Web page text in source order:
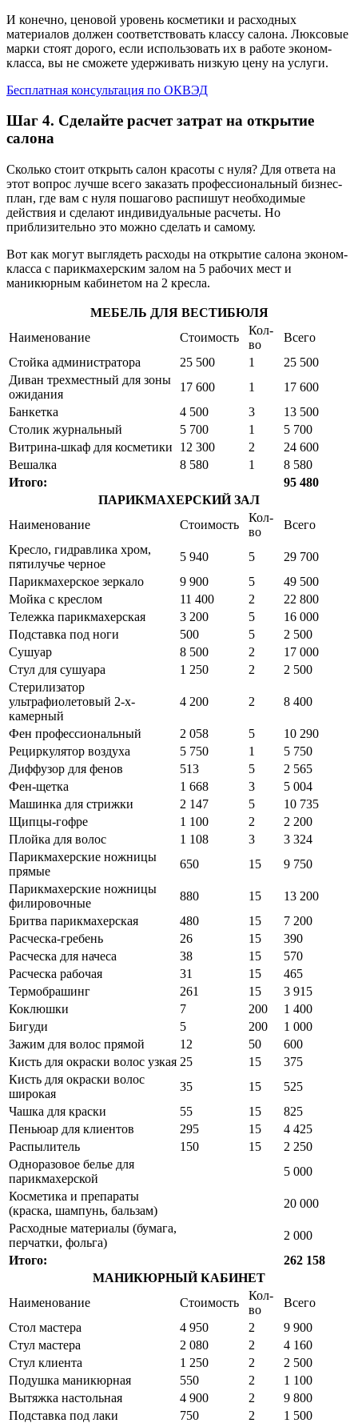
И конечно, ценовой уровень косметики и расходных
материалов должен соответствовать классу салона. Люксовые
марки стоят дорого, если использовать их в работе эконом-
класса, вы не сможете удерживать низкую цену на услуги.
Бесплатная консультация по ОКВЭД
Шаг 4. Сделайте расчет затрат на открытие
салона
Сколько стоит открыть салон красоты с нуля? Для ответа на
этот вопрос лучше всего заказать профессиональный бизнес-
план, где вам с нуля пошагово распишут необходимые
действия и сделают индивидуальные расчеты. Но
приблизительно это можно сделать и самому.
Вот как могут выглядеть расходы на открытие салона эконом-
класса с парикмахерским залом на 5 рабочих мест и
маникюрным кабинетом на 2 кресла.
МЕБЕЛЬ ДЛЯ ВЕСТИБЮЛЯ
Наименование
Стоимость
Кол-
во
Всего
Стойка администратора
25 500 1
25 500
Диван трехместный для зоны
ожидания
17 600 1
17 600
Банкетка
4 500 3
13 500
Столик журнальный
5 700 1
5 700
Витрина-шкаф для косметики
12 300 2
24 600
Вешалка
8 580 1
8 580
Итого:
95 480
ПАРИКМАХЕРСКИЙ ЗАЛ
Наименование
Стоимость
Кол-
во
Всего
Кресло, гидравлика хром,
пятилучье черное
5 940 5
29 700
Парикмахерское зеркало
9 900 5
49 500
Мойка с креслом
11 400 2
22 800
Тележка парикмахерская
3 200 5
16 000
Подставка под ноги
500 5
2 500
Сушуар
8 500 2
17 000
Стул для сушуара
1 250 2
2 500
Стерилизатор
ультрафиолетовый 2-х-
камерный
4 200 2 8 400
Фен профессиональный 2 058 5
10 290
Рециркулятор воздуха
5 750 1
5 750
Диффузор для фенов
513 5
2 565
Фен-щетка
1 668 3
5 004
Машинка для стрижки
2 147 5
10 735
Щипцы-гофре
1 100 2
2 200
Плойка для волос
1 108 3
3 324
Парикмахерские ножницы
прямые
650 15
9 750
Парикмахерские ножницы
филировочные
880 15
13 200
Бритва парикмахерская
480 15
7 200
Расческа-гребень
26 15
390
Расческа для начеса
38 15
570
Расческа рабочая
31 15
465
Термобрашинг
261 15
3 915
Коклюшки
7 200
1 400
Бигуди
5 200
1 000
Зажим для волос прямой
12 50
600
Кисть для окраски волос узкая 25 15
375
Кисть для окраски волос
широкая
35 15
525
Чашка для краски
55 15
825
Пеньюар для клиентов
295 15
4 425
Распылитель
150 15
2 250
Одноразовое белье для
парикмахерской
5 000
Косметика и препараты
(краска, шампунь, бальзам)
20 000
Расходные материалы (бумага,
перчатки, фольга)
2 000
Итого:
262 158
МАНИКЮРНЫЙ КАБИНЕТ
Наименование
Стоимость
Кол-
во
Всего
Стол мастера
4 950 2
9 900
Стул мастера
2 080 2
4 160
Стул клиента
1 250 2
2 500
Подушка маникюрная
550 2
1 100
Вытяжка настольная
4 900 2
9 800
Подставка под лаки
750 2
1 500